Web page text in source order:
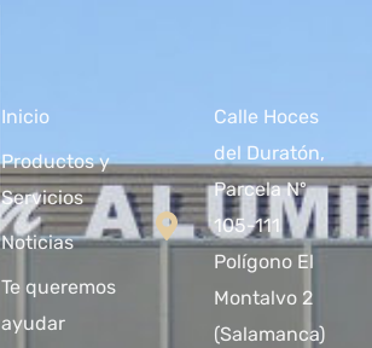
Inicio
Productos y
Servicios
Noticias
Te queremos
ayudar
Calle Hoces
del Duratón,
Parcela Nº
105-111
Polígono El
Montalvo 2
(Salamanca)